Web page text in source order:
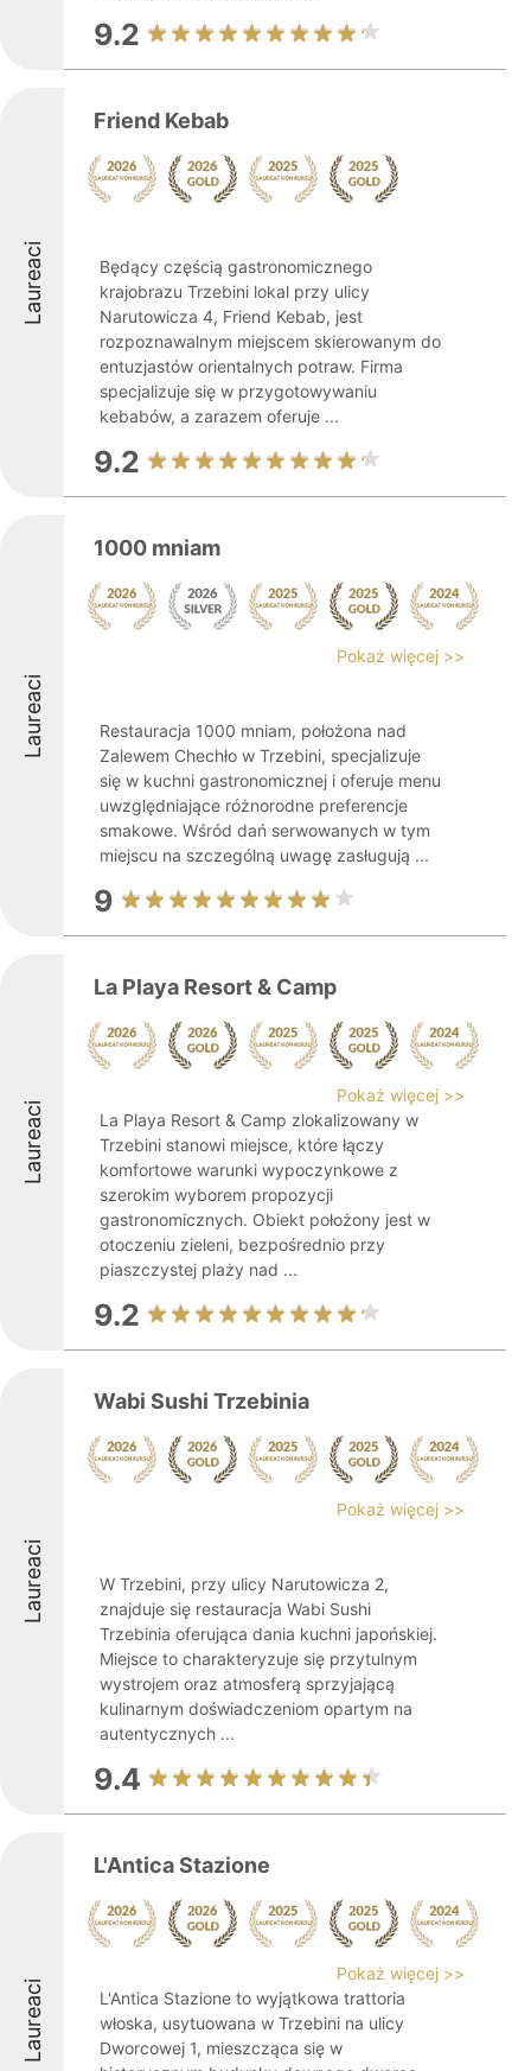
9.2
Laureaci
Friend Kebab
Będący częścią gastronomicznego
krajobrazu Trzebini lokal przy ulicy
Narutowicza 4, Friend Kebab, jest
rozpoznawalnym miejscem skierowanym do
entuzjastów orientalnych potraw. Firma
specjalizuje się w przygotowywaniu
kebabów, a zarazem oferuje ...
9.2
Laureaci
1000 mniam
Pokaż więcej >>
Restauracja 1000 mniam, położona nad
Zalewem Chechło w Trzebini, specjalizuje
się w kuchni gastronomicznej i oferuje menu
uwzględniające różnorodne preferencje
smakowe. Wśród dań serwowanych w tym
miejscu na szczególną uwagę zasługują ...
9
Laureaci
La Playa Resort & Camp
Pokaż więcej >>
La Playa Resort & Camp zlokalizowany w
Trzebini stanowi miejsce, które łączy
komfortowe warunki wypoczynkowe z
szerokim wyborem propozycji
gastronomicznych. Obiekt położony jest w
otoczeniu zieleni, bezpośrednio przy
piaszczystej plaży nad ...
9.2
Laureaci
Wabi Sushi Trzebinia
Pokaż więcej >>
W Trzebini, przy ulicy Narutowicza 2,
znajduje się restauracja Wabi Sushi
Trzebinia oferująca dania kuchni japońskiej.
Miejsce to charakteryzuje się przytulnym
wystrojem oraz atmosferą sprzyjającą
kulinarnym doświadczeniom opartym na
autentycznych ...
9.4
Laureaci
L'Antica Stazione
Pokaż więcej >>
L'Antica Stazione to wyjątkowa trattoria
włoska, usytuowana w Trzebini na ulicy
Dworcowej 1, mieszcząca się w